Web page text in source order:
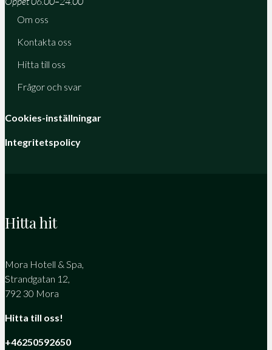
Om oss
Kontakta oss
Hitta till oss
Frågor och svar
Cookies-inställningar
Integritetspolicy
Hitta hit
Mora Hotell & Spa,
Strandgatan 12,
792 30 Mora
Hitta till oss!
+46250592650